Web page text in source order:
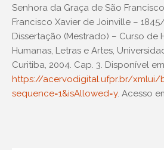
Senhora da Graça de São
Francisco Xavier de Joinville –
Dissertação (Mestrado) – Curso de
Humanas, Letras e Artes,
Curitiba, 2004. Cap. 3. Disponível
https://acervodigital.ufpr.br/xmlui/
sequence=1&isAllowed=y. Acesso